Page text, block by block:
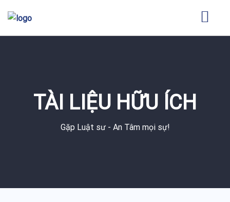
TÀI LIỆU HỮU ÍCH
Gặp Luật sư - An Tâm mọi sự!